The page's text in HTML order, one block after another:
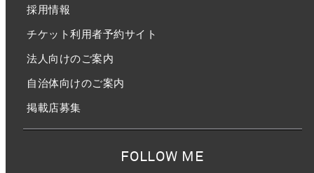
採用情報
チケット利用者予約サイト
法人向けのご案内
自治体向けのご案内
掲載店募集
FOLLOW ME